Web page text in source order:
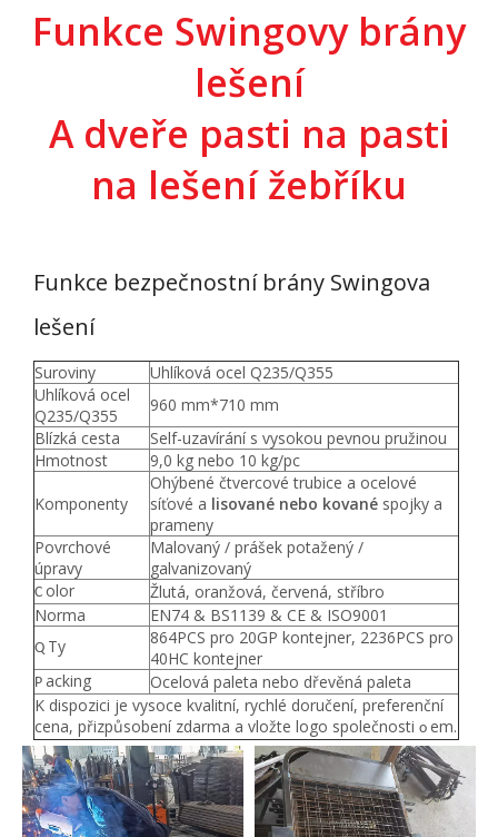
Funkce Swingovy brány
lešení
A dveře pasti na pasti
na lešení žebříku
Funkce bezpečnostní brány Swingova
lešení
Suroviny
Uhlíková ocel Q235/Q355
Uhlíková ocel
Q235/Q355
960 mm*710 mm
Blízká cesta
Self-uzavírání s vysokou pevnou pružinou
Hmotnost
9,0 kg nebo 10 kg/pc
Komponenty
Ohýbené čtvercové trubice a ocelové
síťové a lisované nebo kované spojky a
prameny
Povrchové
úpravy
Malovaný / prášek potažený /
galvanizovaný
C olor
Žlutá, oranžová, červená, stříbro
Norma
EN74 & BS1139 & CE & ISO9001
Q Ty
864PCS pro 20GP kontejner, 2236PCS pro
40HC kontejner
P acking
Ocelová paleta nebo dřevěná paleta
K dispozici je vysoce kvalitní, rychlé doručení, preferenční
cena, přizpůsobení zdarma a vložte logo společnosti o em.